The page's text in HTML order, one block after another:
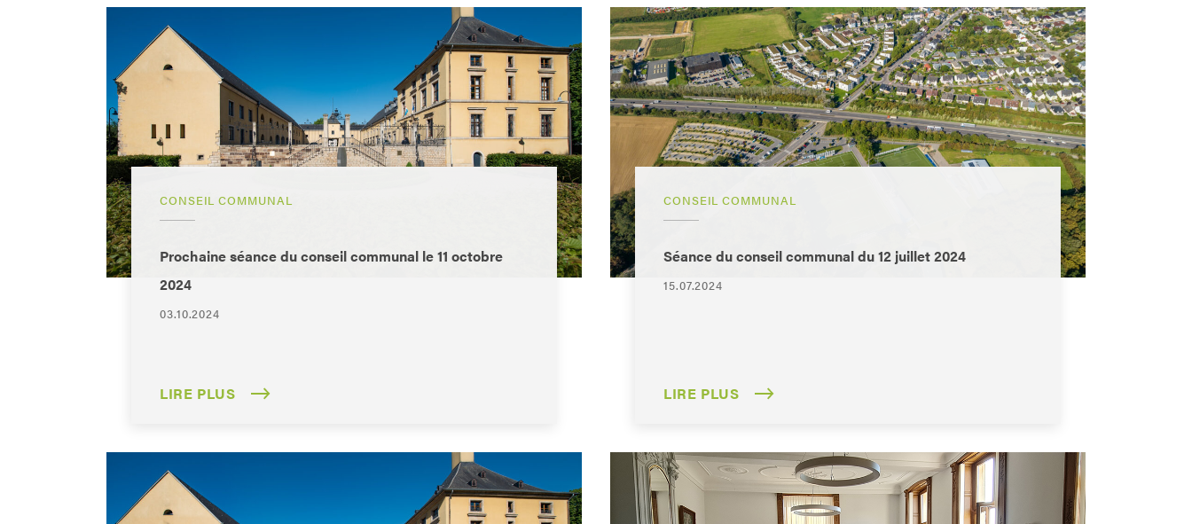
CONSEIL COMMUNAL
Prochaine séance du conseil communal le 11 octobre
2024
03.10.2024
LIRE PLUS
CONSEIL COMMUNAL
Séance du conseil communal du 12 juillet 2024
15.07.2024
LIRE PLUS